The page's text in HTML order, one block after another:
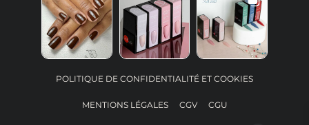
POLITIQUE DE CONFIDENTIALITÉ ET COOKIES
MENTIONS LÉGALES CGV CGU